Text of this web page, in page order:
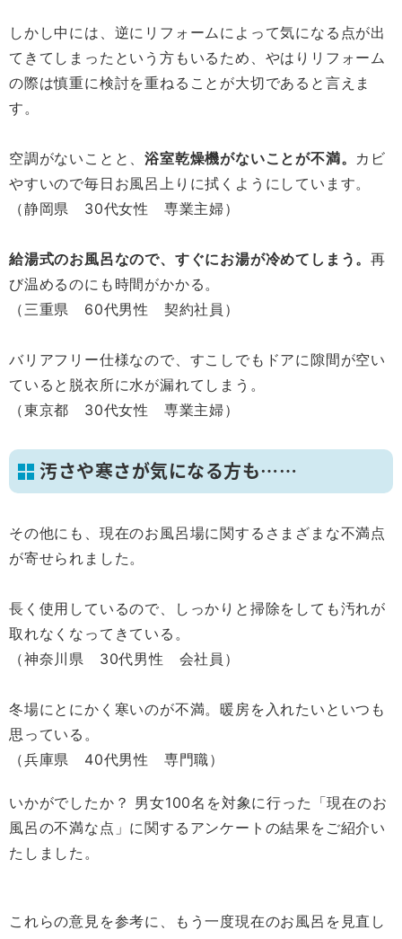
しかし中には、逆にリフォームによって気になる点が出
てきてしまったという方もいるため、やはりリフォーム
の際は慎重に検討を重ねることが大切であると言えま
す。
空調がないことと、浴室乾燥機がないことが不満。 カビ
やすいので毎日お風呂上りに拭くようにしています。
（静岡県 30代女性 専業主婦）
給湯式のお風呂なので、すぐにお湯が冷めてしまう。再
び温めるのにも時間がかかる。
（三重県 60代男性 契約社員）
バリアフリー仕様なので、すこしでもドアに隙間が空い
ていると脱衣所に水が漏れてしまう。
（東京都 30代女性 専業主婦）
汚さや寒さが気になる方も……
その他にも、現在のお風呂場に関するさまざまな不満点
が寄せられました。
長く使用しているので、しっかりと掃除をしても汚れが
取れなくなってきている。
（神奈川県 30代男性 会社員）
冬場にとにかく寒いのが不満。暖房を入れたいといつも
思っている。
（兵庫県 40代男性 専門職）
いかがでしたか？ 男女100名を対象に行った「現在のお
風呂の不満な点」に関するアンケートの結果をご紹介い
たしました。
これらの意見を参考に、もう一度現在のお風呂を見直し